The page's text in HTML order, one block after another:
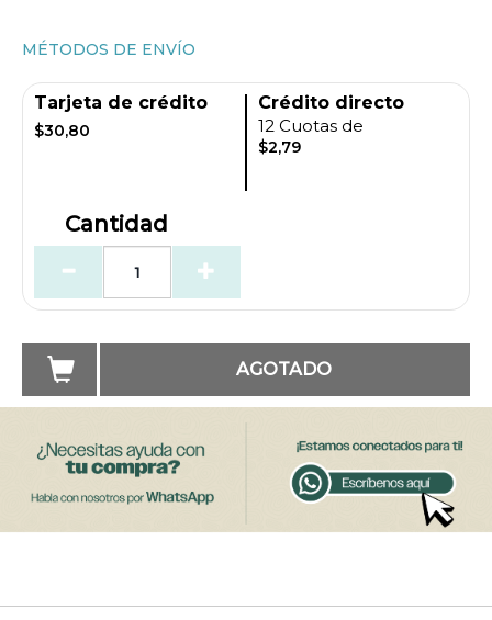
MÉTODOS DE ENVÍO
Tarjeta de crédito
$30,80
Crédito directo
12 Cuotas de
$2,79
Cantidad
AGOTADO